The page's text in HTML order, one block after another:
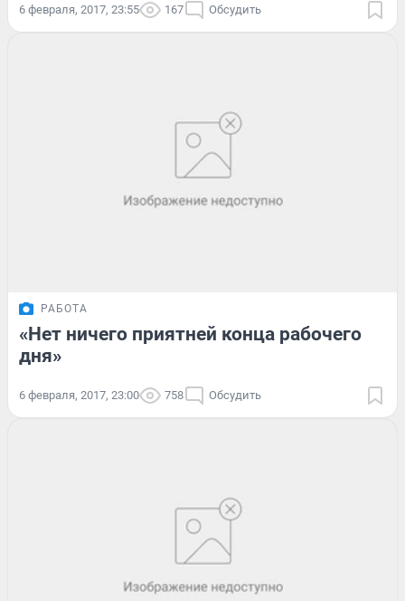
6 февраля, 2017, 23:55 167 Обсудить
РАБОТА
«Нет ничего приятней конца рабочего
дня»
6 февраля, 2017, 23:00 758 Обсудить